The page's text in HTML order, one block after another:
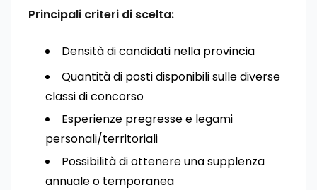
Principali criteri di scelta:
Densità di candidati nella provincia
Quantità di posti disponibili sulle diverse
classi di concorso
Esperienze pregresse e legami
personali/territoriali
Possibilità di ottenere una supplenza
annuale o temporanea